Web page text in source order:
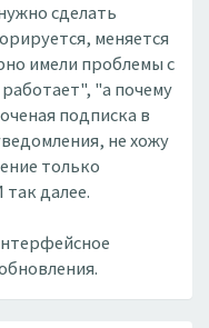
сделать
меняется
имели проблемы с
"а почему
подписка в
не хожу
только
далее.